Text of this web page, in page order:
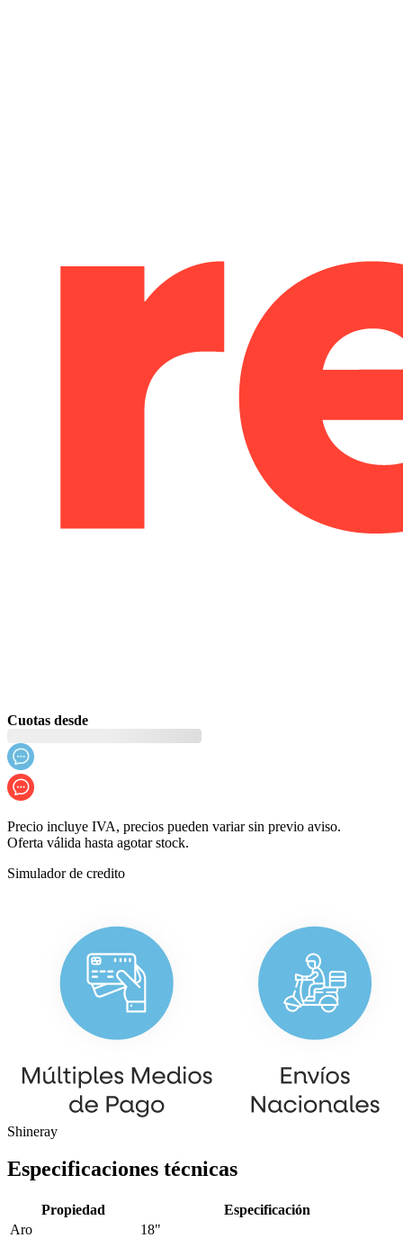
Cuotas desde
Precio incluye IVA, precios pueden variar sin previo aviso.
Oferta válida hasta agotar stock.
Simulador de credito
Shineray
Especificaciones técnicas
Propiedad
Especificación
Aro
18"